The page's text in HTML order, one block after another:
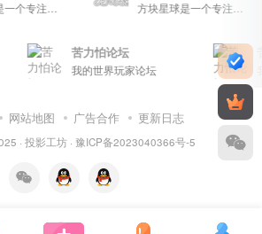
方块星球是一个专注于我的世界的中文论坛，提供丰富的资源分享、玩家交流和创意展示，包括地图、皮肤、数据包等内容，打造Minecraft玩家的专属社区乐园！ 方块星球是一个专注于我的世界的中文论坛，提供丰富的资源分享、玩家交流和创意展示，包括地图、皮肤、数据包等内容，打造Minecraft玩家的专属社区乐园！
苦力怕论坛
我的世界玩家论坛
网站地图 广告合作 更新日志
· 投影工坊· 豫ICP备2023040366号-5